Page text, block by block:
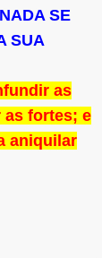
SE
SUA
as
as fortes; e
aniquilar